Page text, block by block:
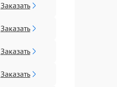
Заказать
Заказать
Заказать
Заказать